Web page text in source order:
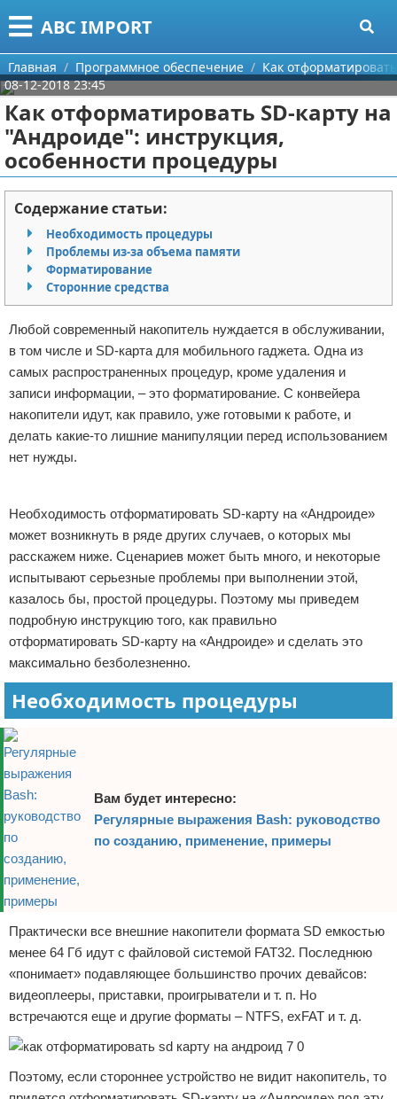
ABC IMPORT
Меню
Главная
Категории
Программирование
Оборудование
Ноутбуки
Сотовые телефоны
Электроника
Современные устройства
GPS
Программное обеспечение
Для автомобиля
Поиск
О проекте
Контакты
Сотрудничество
Размещение рекламы
Для правообладателей
Условия предоставления информации
Отказ от ответственности
Главная Программное обеспечение
Как
08-12-2018 23:45
Как отформатировать SD-карту на
"Андроиде": инструкция,
особенности процедуры
Содержание статьи:
Необходимость процедуры
Проблемы из-за объема памяти
Форматирование
Сторонние средства
Любой современный накопитель нуждается в обслуживании,
в том числе и SD-карта для мобильного гаджета. Одна из
самых распространенных процедур, кроме удаления и
записи информации, – это форматирование. С конвейера
накопители идут, как правило, уже готовыми к работе, и
делать какие-то лишние манипуляции перед использованием
нет нужды.
Необходимость отформатировать SD-карту на «Андроиде»
может возникнуть в ряде других случаев, о которых мы
расскажем ниже. Сценариев может быть много, и некоторые
испытывают серьезные проблемы при выполнении этой,
казалось бы, простой процедуры. Поэтому мы приведем
подробную инструкцию того, как правильно
отформатировать SD-карту на «Андроиде» и сделать это
максимально безболезненно.
Необходимость процедуры
Вам будет интересно:
Регулярные выражения Bash: руководство
по созданию, применение, примеры
Практически все внешние накопители формата SD емкостью
менее 64 Гб идут с файловой системой FAT32. Последнюю
«понимает» подавляющее большинство прочих девайсов:
видеоплееры, приставки, проигрыватели и т. п. Но
встречаются еще и другие форматы – NTFS, exFAT и т. д.
Поэтому, если стороннее устройство не видит накопитель, то